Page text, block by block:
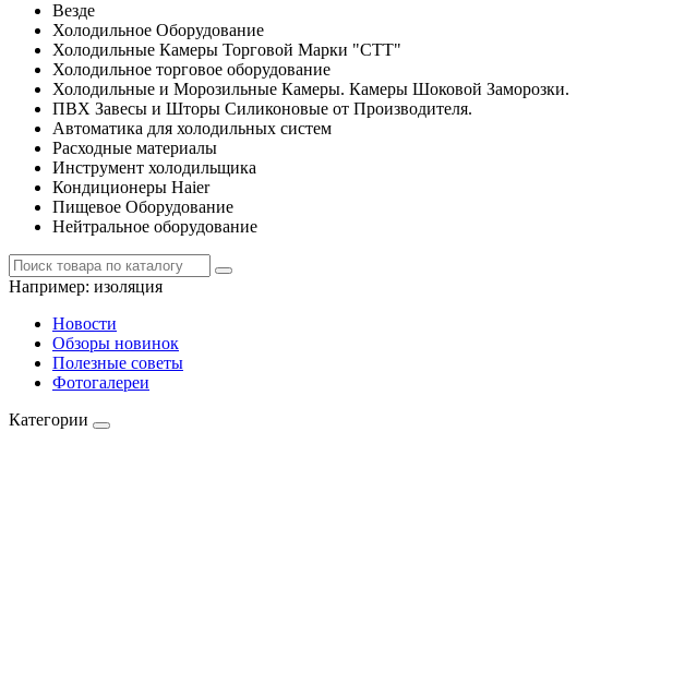
Везде
Холодильное Оборудование
Холодильные Камеры Торговой Марки "СТТ"
Холодильное торговое оборудование
Холодильные и Морозильные Камеры. Камеры Шоковой Заморозки.
ПВХ Завесы и Шторы Силиконовые от Производителя.
Автоматика для холодильных систем
Расходные материалы
Инструмент холодильщика
Кондиционеры Haier
Пищевое Оборудование
Нейтральное оборудование
Например: изоляция
Новости
Обзоры новинок
Полезные советы
Фотогалереи
Категории